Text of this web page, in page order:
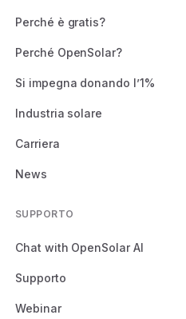
Perché è gratis?
Perché OpenSolar?
Si impegna donando l’1%
Industria solare
Carriera
News
SUPPORTO
Chat with OpenSolar AI
Supporto
Webinar